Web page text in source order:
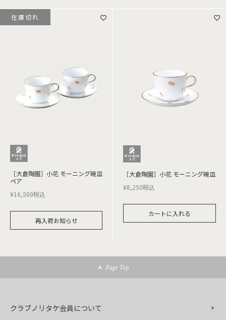
［大倉陶園］小花 モーニング碗皿
ペア
¥16,500税込
再入荷お知らせ
在庫切れ
［大倉陶園］小花 モーニング碗皿
¥8,250税込
カートに入れる
Page Top
クラブノリタケ会員について